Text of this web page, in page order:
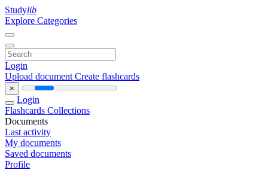
Studylib
Explore Categories
Login
Upload document Create flashcards
×
Login
Flashcards Collections
Documents
Last activity
My documents
Saved documents
Profile